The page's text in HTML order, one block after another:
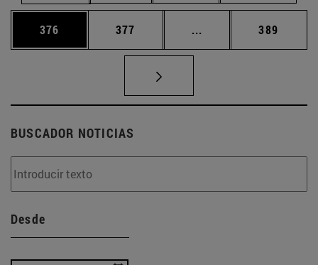
Página
376 Página
377 ... Páginas intermedias
Página
389
BUSCADOR NOTICIAS
Desde